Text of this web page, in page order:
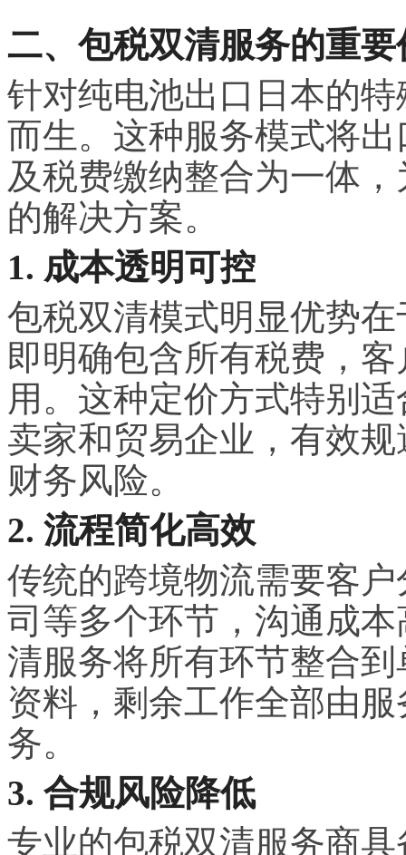
二、包税双清服务的重要
针对纯电池出口日本的
而生。这种服务模式将
及税费缴纳整合为一体
的解决方案。
1. 成本透明可控
包税双清模式明显优势
即明确包含所有税费，
用。这种定价方式特别
卖家和贸易企业，有效
财务风险。
2. 流程简化高效
传统的跨境物流需要客
司等多个环节，沟通成
清服务将所有环节整合
资料，剩余工作全部由
务。
3. 合规风险降低
专业的包税双清服务商